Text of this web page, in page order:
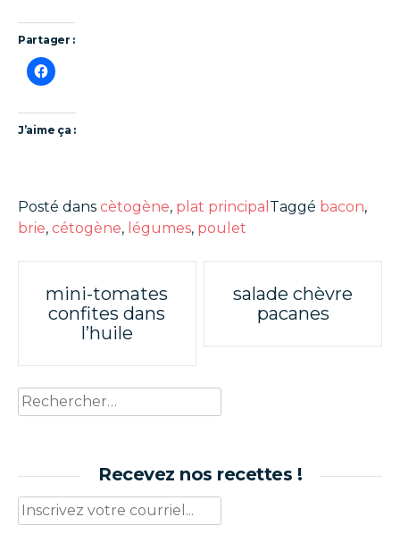
Partager :
J’aime ça :
Posté dans cètogène, plat principal Taggé bacon,
brie, cétogène, légumes, poulet
Poste
navigation
mini-tomates
confites dans
l’huile
salade chèvre
pacanes
Rechercher :
Recevez nos recettes !